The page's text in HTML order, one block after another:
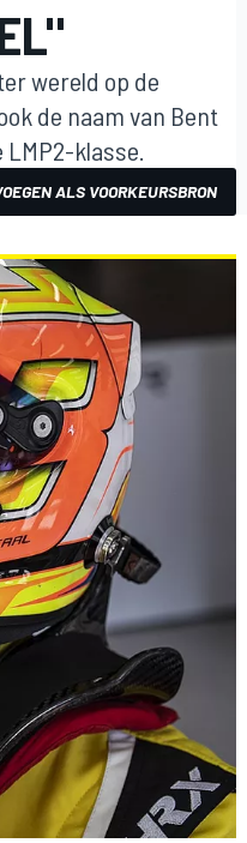
wereld op de
de naam van Bent
klasse.
ALS VOORKEURSBRON